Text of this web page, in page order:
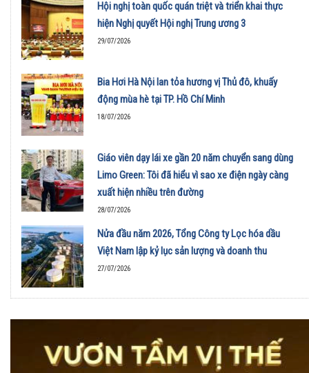
Hội nghị toàn quốc quán triệt và triển khai thực
hiện Nghị quyết Hội nghị Trung ương 3
29/07/2026
Bia Hơi Hà Nội lan tỏa hương vị Thủ đô, khuấy
động mùa hè tại TP. Hồ Chí Minh
18/07/2026
Giáo viên dạy lái xe gần 20 năm chuyển sang dùng
Limo Green: Tôi đã hiểu vì sao xe điện ngày càng
xuất hiện nhiều trên đường
28/07/2026
Nửa đầu năm 2026, Tổng Công ty Lọc hóa dầu
Việt Nam lập kỷ lục sản lượng và doanh thu
27/07/2026